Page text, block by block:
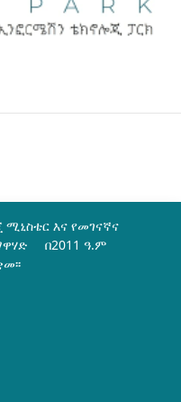
እና የመገናኛና
በ2011 ዓ.ም